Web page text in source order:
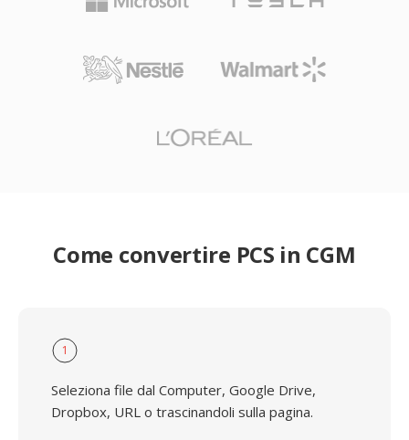
Come convertire PCS in CGM
1
Seleziona file dal Computer, Google Drive,
Dropbox, URL o trascinandoli sulla pagina.